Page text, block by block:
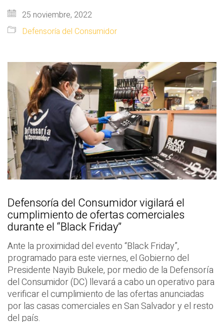
25 noviembre, 2022
Defensoría del Consumidor
Defensoría del Consumidor vigilará el
cumplimiento de ofertas comerciales
durante el “Black Friday”
Ante la proximidad del evento “Black Friday”,
programado para este viernes, el Gobierno del
Presidente Nayib Bukele, por medio de la Defensoría
del Consumidor (DC) llevará a cabo un operativo para
verificar el cumplimiento de las ofertas anunciadas
por las casas comerciales en San Salvador y el resto
del país.